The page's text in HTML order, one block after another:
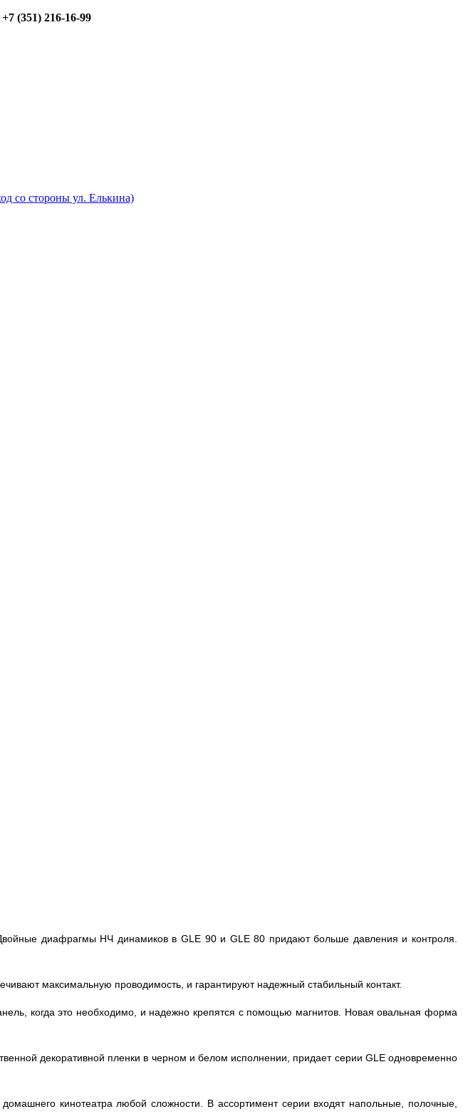
+7 (351) 216-16-99
со стороны ул. Елькина)
диафрагмы НЧ динамиков в GLE 90 и GLE 80 придают больше давления и контроля.
максимальную проводимость, и гарантируют надежный стабильный контакт.
когда это необходимо, и надежно крепятся с помощью магнитов. Новая овальная форма
декоративной пленки в черном и белом исполнении, придает серии GLE одновременно
кинотеатра любой сложности. В ассортимент серии входят напольные, полочные,